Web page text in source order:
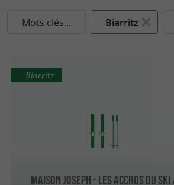
Mots clés... Biarritz
Maison Joseph - Les Accros du
Biarritz